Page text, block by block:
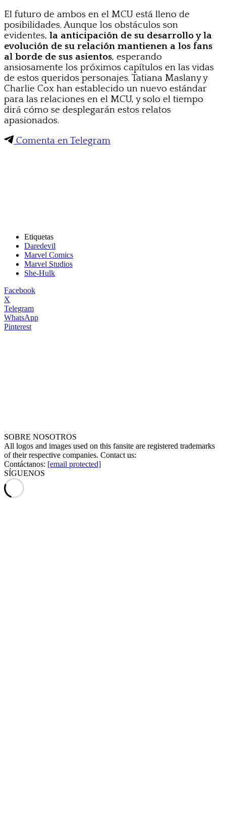
El futuro de ambos en el MCU está lleno de
posibilidades. Aunque los obstáculos son
evidentes, la anticipación de su desarrollo y la
evolución de su relación mantienen a los fans
al borde de sus asientos, esperando
ansiosamente los próximos capítulos en las vidas
de estos queridos personajes. Tatiana Maslany y
Charlie Cox han establecido un nuevo estándar
para las relaciones en el MCU, y solo el tiempo
dirá cómo se desplegarán estos relatos
apasionados.
Comenta en Telegram
Etiquetas
Daredevil
Marvel Comics
Marvel Studios
She-Hulk
Facebook
X
Telegram
WhatsApp
Pinterest
SOBRE NOSOTROS
All logos and images used on this fansite are registered trademarks
of their respective companies. Contact us:
Contáctanos: [email protected]
SÍGUENOS